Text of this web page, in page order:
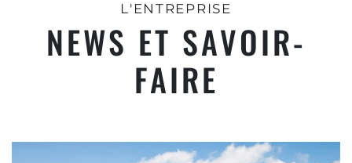
L'ENTREPRISE
NEWS ET SAVOIR-
FAIRE